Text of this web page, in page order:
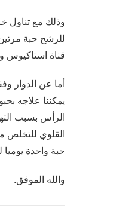
للرشح حبة
قناة استاكيوس
أما عن الدوار
الرأس بسبب
حبة واحدة يوميا
والله الموفق.